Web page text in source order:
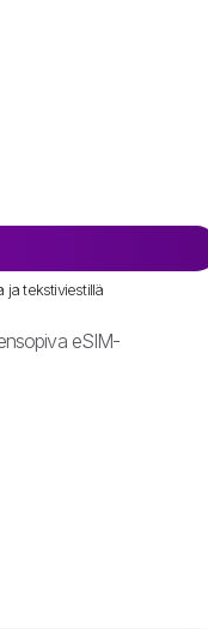
ja tekstiviestillä
eSIM-